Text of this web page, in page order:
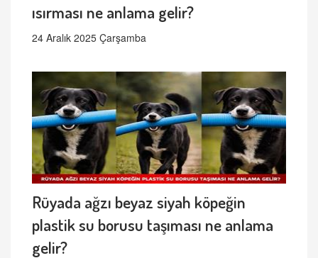
ısırması ne anlama gelir?
24 Aralık 2025 Çarşamba
Rüyada ağzı beyaz siyah köpeğin
plastik su borusu taşıması ne anlama
gelir?